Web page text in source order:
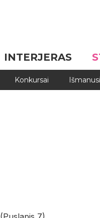
INTERJERAS
Konkursai